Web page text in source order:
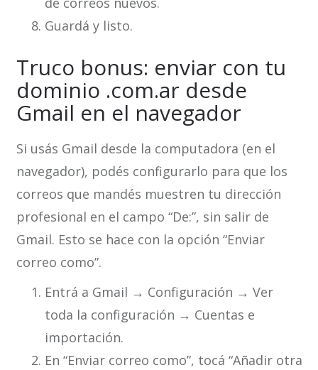
Guardá y listo.
Truco bonus: enviar con tu
dominio .com.ar desde
Gmail en el navegador
Si usás Gmail desde la computadora (en el
navegador), podés configurarlo para que los
correos que mandés muestren tu dirección
profesional en el campo “De:”, sin salir de
Gmail. Esto se hace con la opción “Enviar
correo como”.
Entrá a Gmail → Configuración → Ver
toda la configuración → Cuentas e
importación.
En “Enviar correo como”, tocá “Añadir otra